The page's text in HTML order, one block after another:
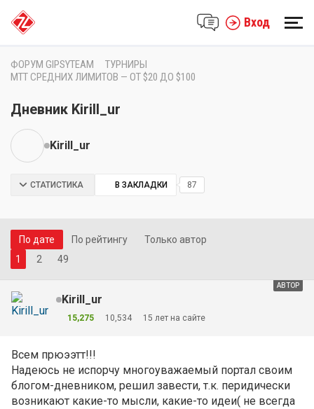
Вход
ФОРУМ GIPSYTEAM
ТУРНИРЫ
MTT СРЕДНИХ ЛИМИТОВ — ОТ $20 ДО $100
Дневник Kirill_ur
Kirill_ur
СТАТИСТИКА В ЗАКЛАДКИ 87
По дате По рейтингу
Только автор
1
2 49
АВТОР
Kirill_ur
15,275 10,534 15 лет на сайте
Всем прюээтт!!!
Надеюсь не испорчу многоуважаемый портал своим
блогом-дневником, решил завести, т.к. перидически
возникают какие-то мысли, какие-то идеи( не всегда